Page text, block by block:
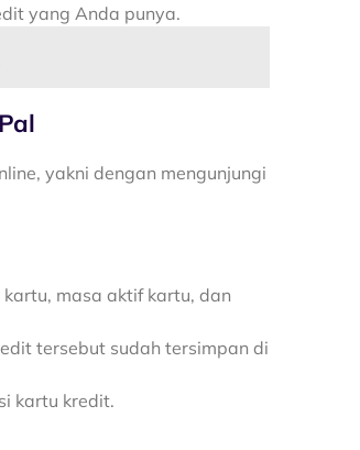
yang Anda punya.
yakni dengan mengunjungi
masa aktif kartu, dan
tersebut sudah tersimpan di
kartu kredit.